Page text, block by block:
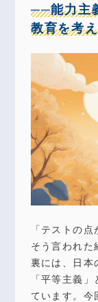
──能力主
教育を考
「テストの
そう言われた
裏には、日本
「平等主義
ています。